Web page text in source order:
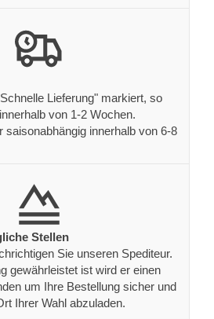
Lieferung" markiert, so
von 1-2 Wochen.
saisonabhängig innerhalb von 6-8
Stellen
Sie unseren Spediteur.
gewährleistet ist wird er einen
um Ihre Bestellung sicher und
Ihrer Wahl abzuladen.